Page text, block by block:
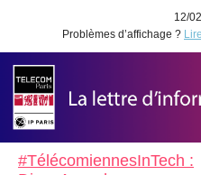
12/
Problèmes d’affichage ?
#TélécomiennesInTech :